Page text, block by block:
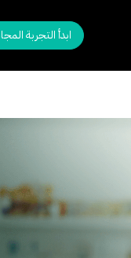
ابدأ التجربة